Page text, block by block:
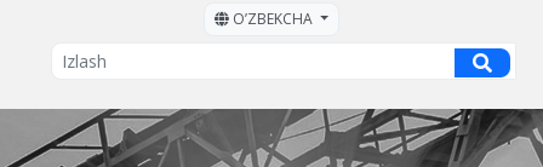
OʼZBEKCHA